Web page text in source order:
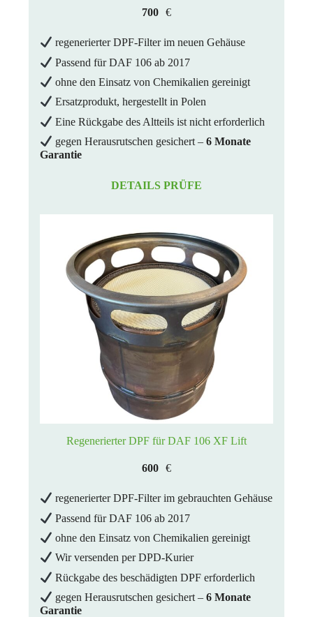
700 €
regenerierter DPF-Filter im neuen Gehäuse
Passend für DAF 106 ab 2017
ohne den Einsatz von Chemikalien gereinigt
Ersatzprodukt, hergestellt in Polen
Eine Rückgabe des Altteils ist nicht erforderlich
gegen Herausrutschen gesichert –6 Monate
Garantie
DETAILS PRÜFE
Regenerierter DPF für DAF 106 XF Lift
600 €
regenerierter DPF-Filter im gebrauchten Gehäuse
Passend für DAF 106 ab 2017
ohne den Einsatz von Chemikalien gereinigt
Wir versenden per DPD-Kurier
Rückgabe des beschädigten DPF erforderlich
gegen Herausrutschen gesichert –6 Monate
Garantie